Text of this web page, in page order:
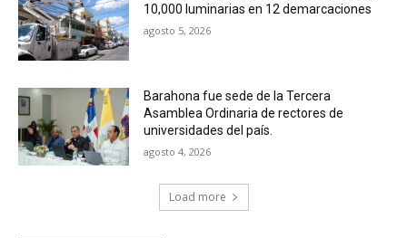
10,000 luminarias en 12 demarcaciones
agosto 5, 2026
Barahona fue sede de la Tercera
Asamblea Ordinaria de rectores de
universidades del país.
agosto 4, 2026
Load more